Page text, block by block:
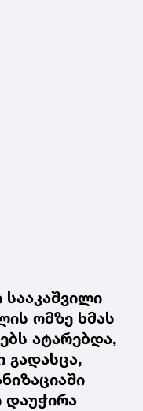
ომზე ხმას
ატარებდა,
გადასცა,
დაუჭირა